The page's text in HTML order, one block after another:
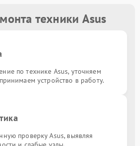
техники Asus
по технике Asus, уточняем
устройство в работу.
проверку Asus, выявляя